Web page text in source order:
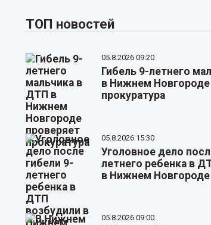
ТОП новостей
05.8.2026 09:20
Гибель 9-летнего
в Нижнем Новгороде
прокуратура
05.8.2026 15:30
Уголовное дело
летнего ребенка в
в Нижнем Новгороде
05.8.2026 09:00